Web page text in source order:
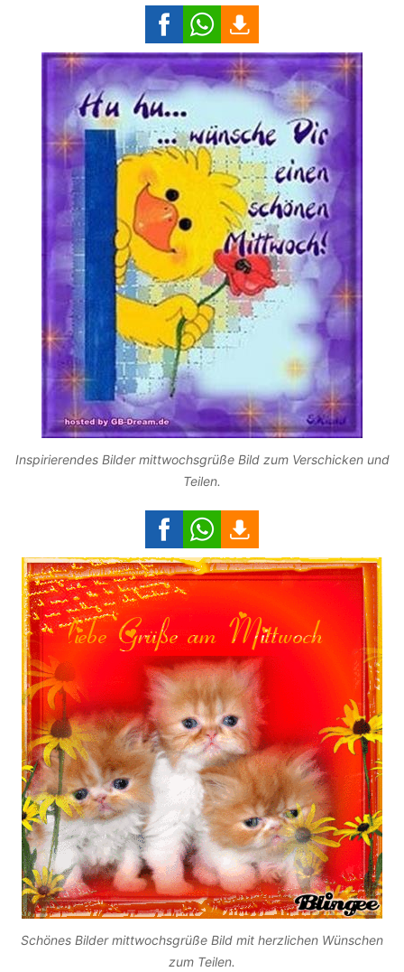
Inspirierendes Bilder mittwochsgrüße Bild zum Verschicken und
Teilen.
Schönes Bilder mittwochsgrüße Bild mit herzlichen Wünschen
zum Teilen.